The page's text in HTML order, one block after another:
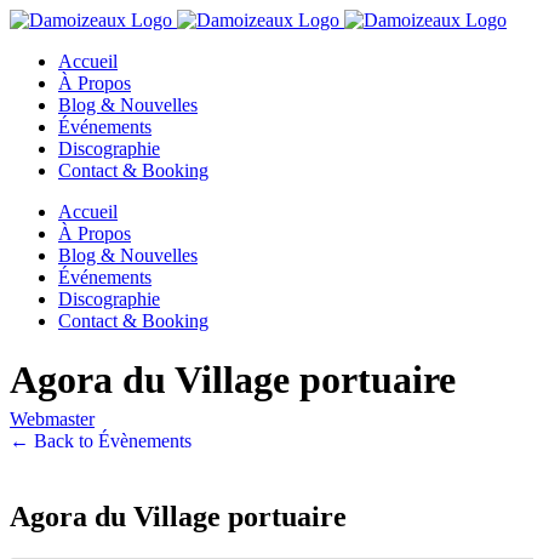
Passer
contenuAccueil
À Propos
Blog & Nouvelles
Événements
Discographie
Contact & Booking
Accueil
À Propos
Blog & Nouvelles
Événements
Discographie
Contact & Booking
Agora du Village portuaire
Webmaster
← Back to Évènements
Agora du Village portuaire